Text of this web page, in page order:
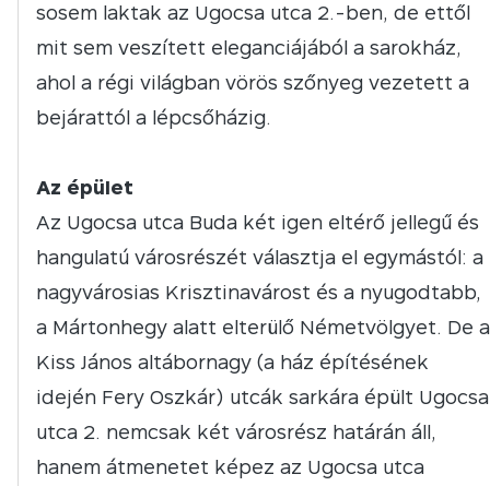
sosem laktak az Ugocsa utca 2.-ben, de ettől
mit sem veszített eleganciájából a sarokház,
ahol a régi világban vörös szőnyeg vezetett a
bejárattól a lépcsőházig.
Az épület
Az Ugocsa utca Buda két igen eltérő jellegű és
hangulatú városrészét választja el egymástól: a
nagyvárosias Krisztinavárost és a nyugodtabb,
a Mártonhegy alatt elterülő Németvölgyet. De a
Kiss János altábornagy (a ház építésének
idején Fery Oszkár) utcák sarkára épült Ugocsa
utca 2. nemcsak két városrész határán áll,
hanem átmenetet képez az Ugocsa utca